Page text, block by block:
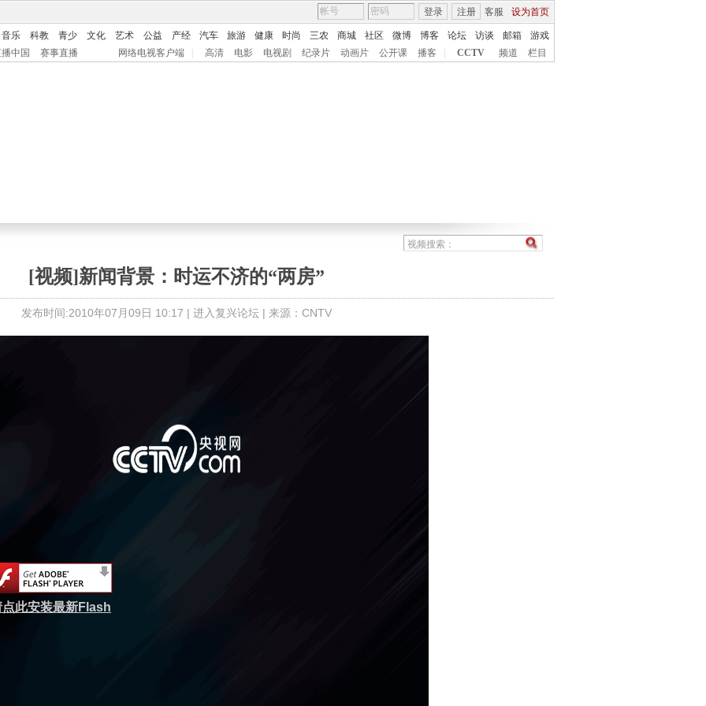
客服 设为首页
登录 注册
音乐 科教 青少 文化 艺术 公益 产经 汽车 旅游 健康 时尚 三农 商城 社区 微博 博客 论坛 访谈 邮箱
游戏
中国
赛事直播 网络电视客户端 高清 电影 电视剧 纪录片 动画片 公开课 播客 CCTV 频道 栏目
[视频]新闻背景：时运不济的“两房”
发布时间:2010年07月09日 10:17 | 进入复兴论坛 | 来源：CNTV
点此安装最新Flash